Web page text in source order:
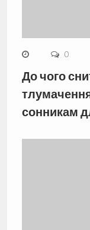
0
До чого
сонникам